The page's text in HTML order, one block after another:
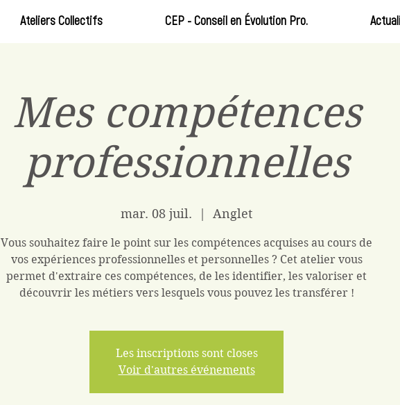
Ateliers Collectifs CEP - Conseil en Évolution Pro.
Mes compétences
professionnelles
mar. 08 juil. Anglet
Vous souhaitez faire le point sur les compétences acquises au cours de
vos expériences professionnelles et personnelles ? Cet atelier vous
permet d'extraire ces compétences, de les identifier, les valoriser et
découvrir les métiers vers lesquels vous pouvez les transférer !
Les inscriptions sont closes
Voir d'autres événements